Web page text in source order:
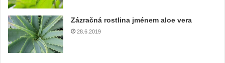
Zázračná rostlina jménem aloe vera
28.6.2019